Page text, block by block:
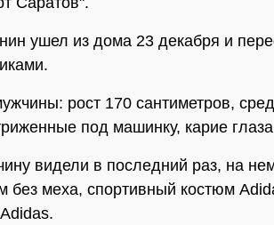
ушел из дома 23 декабря и
рост 170 сантиметров,
под машинку, карие
видели в последний раз, на
без меха, спортивный костюм